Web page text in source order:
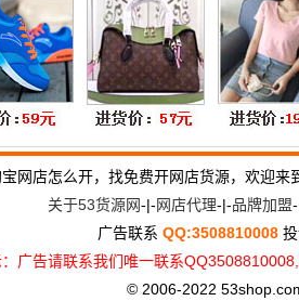
网店怎么开，找免费开网店货源，欢迎
关于53货源网-|-网店代理-|-品牌加盟
广告联系 QQ:3508810008
广告请联系我们唯一联系
© 2006-2022